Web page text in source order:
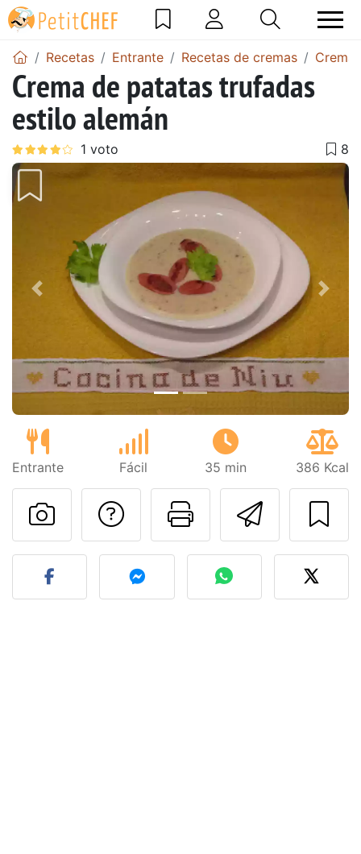
Recetas Entrante Recetas de cremas Crema
Crema de patatas trufadas
estilo alemán
Anterior
Entrante Fácil 35 min 386 Kcal
Imprimir
Preguntar al autor
Publicar la foto de esta